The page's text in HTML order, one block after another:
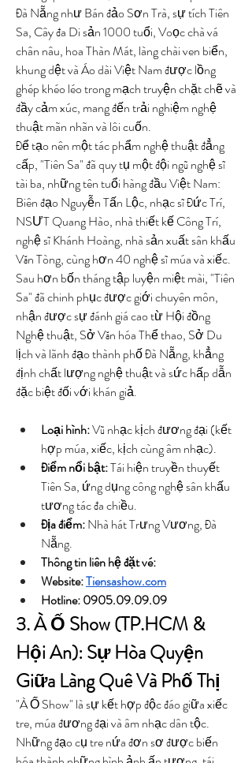
Đà Nẵng như Bán đảo Sơn Trà, sự tích Tiên
Sa, Cây đa Di sản 1000 tuổi, Voọc chà vá
chân nâu, hoa Thàn Mát, làng chài ven biển,
khung dệt và Áo dài Việt Nam được lồng
ghép khéo léo trong mạch truyện chặt chẽ và
đầy cảm xúc, mang đến trải nghiệm nghệ
thuật mãn nhãn và lôi cuốn.
Để tạo nên một tác phẩm nghệ thuật đẳng
cấp, "Tiên Sa" đã quy tụ một đội ngũ nghệ sĩ
tài ba, những tên tuổi hàng đầu Việt Nam:
Biên đạo Nguyễn Tấn Lộc, nhạc sĩ Đức Trí,
NSƯT Quang Hào, nhà thiết kế Công Trí,
nghệ sĩ Khánh Hoàng, nhà sản xuất sân khấu
Văn Tòng, cùng hơn 40 nghệ sĩ múa và xiếc.
Sau hơn bốn tháng tập luyện miệt mài, "Tiên
Sa" đã chinh phục được giới chuyên môn,
nhận được sự đánh giá cao từ Hội đồng
Nghệ thuật, Sở Văn hóa Thể thao, Sở Du
lịch và lãnh đạo thành phố Đà Nẵng, khẳng
định chất lượng nghệ thuật và sức hấp dẫn
đặc biệt đối với khán giả.
Loại hình: Vũ nhạc kịch đương đại (kết
hợp múa, xiếc, kịch cùng âm nhạc).
Điểm nổi bật: Tái hiện truyền thuyết
Tiên Sa, ứng dụng công nghệ sân khấu
tương tác đa chiều.
Địa điểm: Nhà hát Trưng Vương, Đà
Nẵng.
Thông tin liên hệ đặt vé:
Website: Tiensashow.com
Hotline: 0905.09.09.09
3. À Ố Show (TP.HCM &
Hội An): Sự Hòa Quyện
Giữa Làng Quê Và Phố Thị
"À Ố Show" là sự kết hợp độc đáo giữa xiếc
tre, múa đương đại và âm nhạc dân tộc.
Những đạo cụ tre nứa đơn sơ được biến